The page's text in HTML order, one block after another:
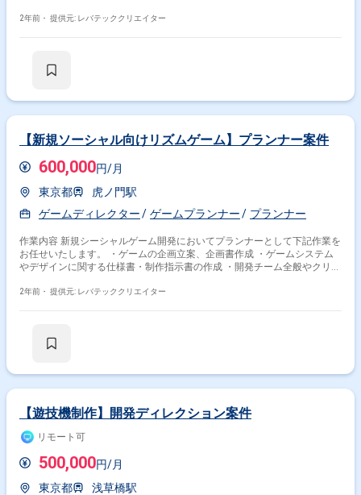
(人員や外注アセット)の確保、調整、管理 ・監修窓口対応及び社内の他部
2年前・ 提供元: レバテッククリエイター
【新規ソーシャル向けリズムゲーム】プランナー案件
600,000円/月
東京都
虎ノ門駅
ゲームディレクター
ゲームプランナー プランナー
作業内容 新規シーシャルゲーム開発においてプランナーとして下記作業を
お任せいたします。 ・ゲームの企画立案、企画書作成 ・ゲームシステム
やデザインに関する仕様書・制作指示書の作成 ・開発チーム全般やクリエ
計 - レベルデザイン設計 - バトルデザイン - 課金サイクル設定 - イ
2年前・ 提供元: レバテッククリエイター
【遊技機制作】開発ディレクション案件
リモート可
500,000円/月
東京都
浅草橋駅